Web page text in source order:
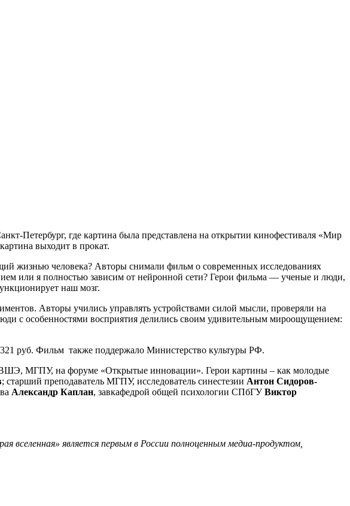
Петербург, где картина была представлена на открытии кинофестиваля «Мир
выходит в прокат.
жизнью человека? Авторы снимали фильм о современных исследованиях
или я полностью зависим от нейронной сети? Герои фильма — ученые и люди,
наш мозг.
Авторы учились управлять устройствами силой мысли, проверяли на
с особенностями восприятия делились своим удивительным мироощущением:
руб. Фильм также поддержало Министерство культуры РФ.
МГПУ, на форуме «Открытые инновации». Герои картины – как молодые
; старший преподаватель МГПУ, исследователь синестезии Антон Сидоров-
Александр Каплан, завкафедрой общей психологии СПбГУВиктор
вселенная» является первым в России полноценным медиа-продуктом,